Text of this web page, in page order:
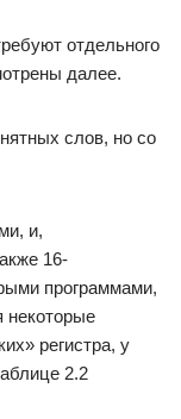
отдельного
далее.
слов, но со
и,
16-
программами,
некоторые
регистра, у
2.2